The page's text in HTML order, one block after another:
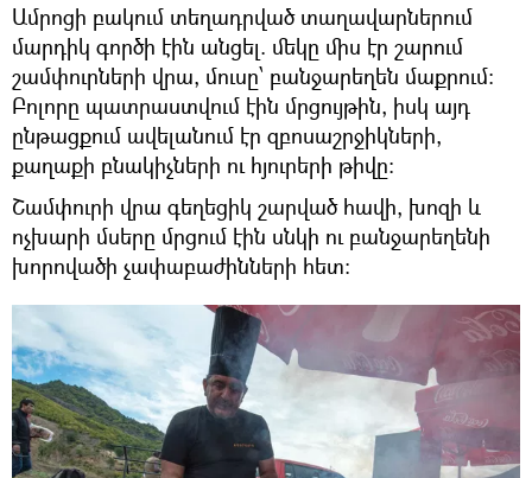
Ամրոցի բակում տեղադրված տաղավարներում
մարդիկ գործի էին անցել. մեկը միս էր շարում
շամփուրների վրա, մուսը՝ բանջարեղեն մաքրում:
Բոլորը պատրաստվում էին մրցույթին, իսկ այդ
ընթացքում ավելանում էր զբոսաշրջիկների,
քաղաքի բնակիչների ու հյուրերի թիվը:
Շամփուրի վրա գեղեցիկ շարված հավի, խոզի և
ոչխարի մսերը մրցում էին սնկի ու բանջարեղենի
խորովածի չափաբաժինների հետ: